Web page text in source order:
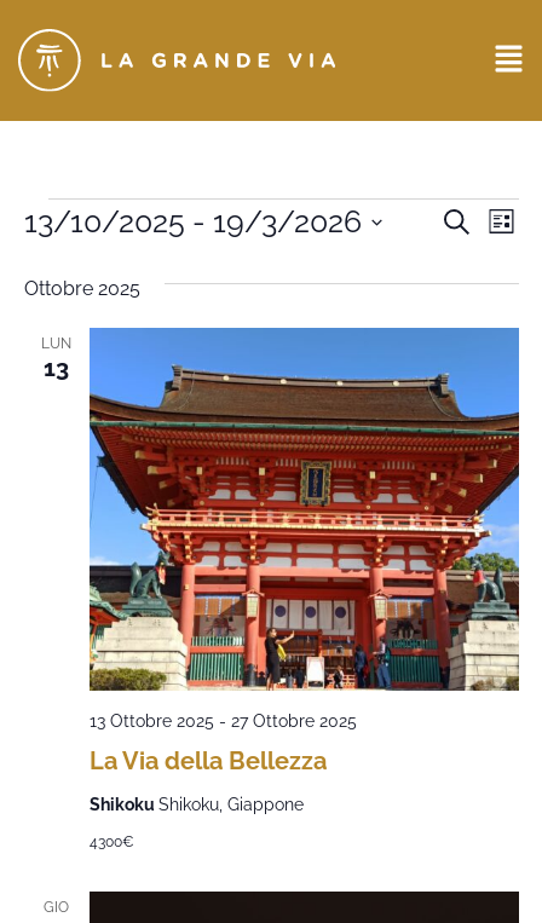
Eventi
viste
CERCA
13/10/2025 - 19/3/2026
data.
Ottobre 2025
LUN
13
La Via della Bellezza
13 Ottobre 2025 - 27 Ottobre 2025
Shikoku Shikoku, Giappone
4300€
GIO